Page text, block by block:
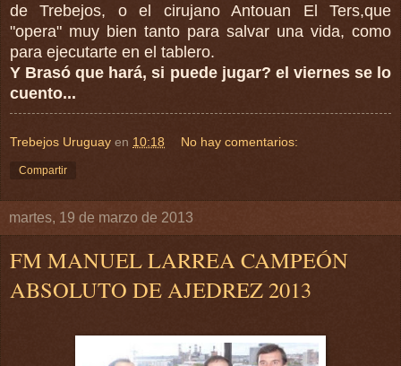
de Trebejos, o el cirujano Antouan El Ters,que
"opera" muy bien tanto para salvar una vida, como
para ejecutarte en el tablero.
Y Brasó que hará, si puede jugar? el viernes se lo
cuento...
Trebejos Uruguay en 10:18 No hay comentarios:
Compartir
martes, 19 de marzo de 2013
FM MANUEL LARREA CAMPEÓN
ABSOLUTO DE AJEDREZ 2013